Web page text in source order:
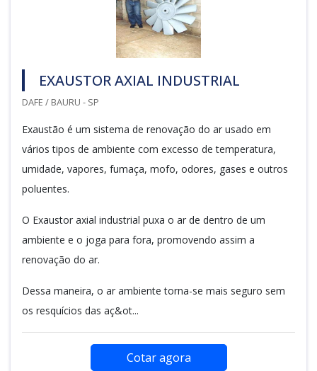
EXAUSTOR AXIAL INDUSTRIAL
DAFE / BAURU - SP
Exaustão é um sistema de renovação do ar usado em
vários tipos de ambiente com excesso de temperatura,
umidade, vapores, fumaça, mofo, odores, gases e outros
poluentes.
O Exaustor axial industrial puxa o ar de dentro de um
ambiente e o joga para fora, promovendo assim a
renovação do ar.
Dessa maneira, o ar ambiente torna-se mais seguro sem
os resquícios das aç&ot...
Cotar agora